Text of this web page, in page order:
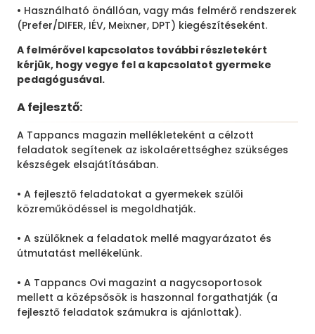
• Használható önállóan, vagy más felmérő rendszerek
(Prefer/DIFER, IÉV, Meixner, DPT) kiegészítéseként.
A felmérővel kapcsolatos további részletekért
kérjük, hogy vegye fel a kapcsolatot gyermeke
pedagógusával.
A fejlesztő:
A Tappancs magazin mellékleteként a célzott
feladatok segítenek az iskolaérettséghez szükséges
készségek elsajátításában.
• A fejlesztő feladatokat a gyermekek szülői
közreműködéssel is megoldhatják.
• A szülőknek a feladatok mellé magyarázatot és
útmutatást mellékelünk.
• A Tappancs Ovi magazint a nagycsoportosok
mellett a középsősök is haszonnal forgathatják (a
fejlesztő feladatok számukra is ajánlottak).